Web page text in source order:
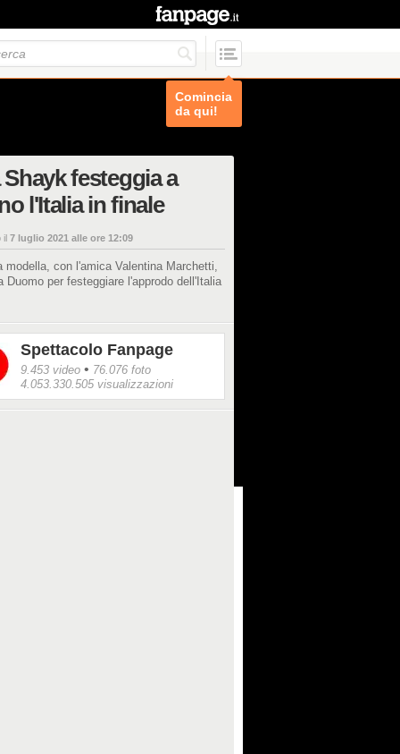
Comincia
da qui!
Shayk festeggia a
l'Italia in finale
il 7 luglio 2021 alle ore 12:09
modella, con l'amica Valentina Marchetti,
Duomo per festeggiare l'approdo dell'Italia
Spettacolo Fanpage
9.453 video • 76.076 foto
4.053.330.505 visualizzazioni